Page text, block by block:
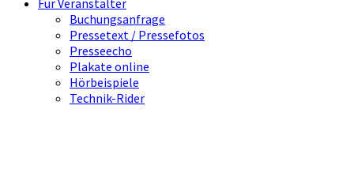
Buchungsanfrage
Pressetext / Pressefotos
Presseecho
Plakate online
Hörbeispiele
Technik-Rider